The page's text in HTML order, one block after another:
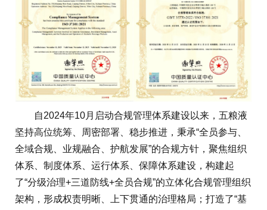
自2024年10月启动合规管理体系建设以来，五粮液
坚持高位统筹、周密部署、稳步推进，秉承“全员参与、
全域合规、业规融合、护航发展”的合规方针，聚焦组织
体系、制度体系、运行体系、保障体系建设，构建起
了“分级治理+三道防线+全员合规”的立体化合规管理组织
架构，形成权责明晰、上下贯通的治理格局；打造了“基